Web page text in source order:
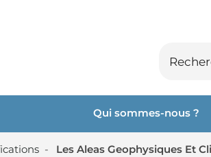
Qui sommes-nous ?
- Les Aleas Geophysiques Et